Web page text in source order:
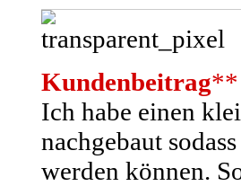
Kundenbeitrag**
Ich habe einen
nachgebaut
werden können.